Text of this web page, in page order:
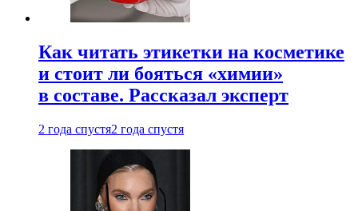
Как читать этикетки на косметике
и стоит ли бояться «химии»
в составе. Рассказал эксперт
2 года спустя2 года спустя